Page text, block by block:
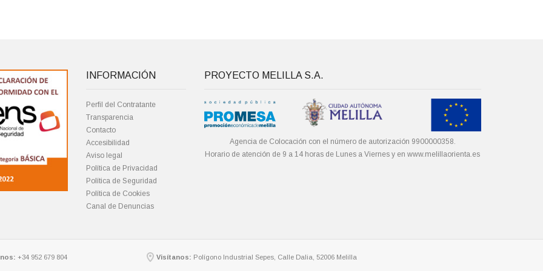
INFORMACIÓN
Perfil del Contratante
Transparencia
Contacto
Accesibilidad
Aviso legal
Política de Privacidad
Política de Seguridad
Política de Cookies
Canal de Denuncias
PROYECTO MELILLA S.A.
Agencia de Colocación con el número de autorización 9900000358.
Horario de atención de 9 a 14 horas de Lunes a Viernes y enwww.melillaorienta.es
+34 952 679 804 Visítanos: Polígono Industrial Sepes, Calle Dalia, 52006 Melilla